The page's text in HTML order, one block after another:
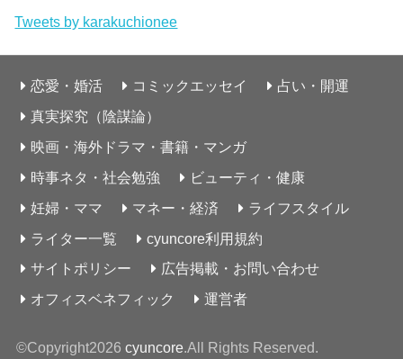
Tweets by karakuchionee
恋愛・婚活 コミックエッセイ
占い・開運
真実探究（陰謀論）
映画・海外ドラマ・書籍・マンガ
時事ネタ・社会勉強
ビューティ・健康
妊婦・ママ
マネー・経済
ライフスタイル
ライター一覧
cyuncore利用規約
サイトポリシー
広告掲載・お問い合わせ
オフィスベネフィック
運営者
©Copyright2026 cyuncore.All Rights Reserved.